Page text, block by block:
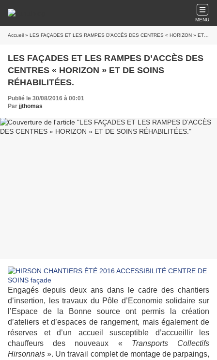
MENU
Accueil » LES FAÇADES ET LES RAMPES D’ACCÈS DES CENTRES « HORIZON » ET DE SOINS RÉHABILITÉES.
LES FAÇADES ET LES RAMPES D’ACCÈS DES
CENTRES « HORIZON » ET DE SOINS
RÉHABILITÉES.
Publié le 30/08/2016 à 00:01
Par jjthomas
Engagés depuis deux ans dans le cadre des chantiers
d’insertion, les travaux du Pôle d’Economie solidaire sur
l’Espace de la Bonne source ont permis la création
d’ateliers et d’espaces de rangement, mais également de
réserves et d’un accueil susceptible d’accueillir les
chauffeurs des nouveaux « Transports Collectifs
Hirsonnais». Un travail complet de montage de parpaings,